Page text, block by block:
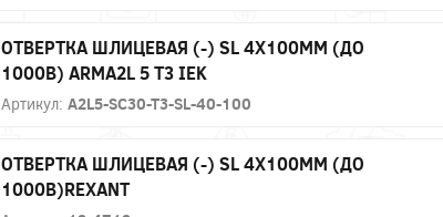
ОТВЕРТКА ШЛИЦЕВАЯ (-) SL 4Х100ММ (ДО
1000В) ARMA2L 5 Т3 IEK
Артикул: A2L5-SC30-T3-SL-40-100
ОТВЕРТКА ШЛИЦЕВАЯ (-) SL 4Х100ММ (ДО
1000В)REXANT